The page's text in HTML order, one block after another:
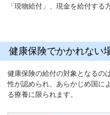
「現物給付」、現金を給付する
健康保険でかかれない
健康保険の給付の対象となるの
性が認められ、あらかじめ国に
る療養に限られます。